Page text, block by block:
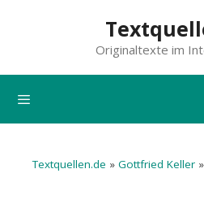
Originaltexte im
Textquellen.de » Gottfried Keller »